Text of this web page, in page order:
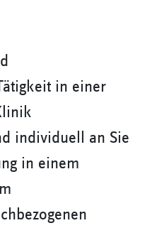
in einer
individuell an Sie
in einem